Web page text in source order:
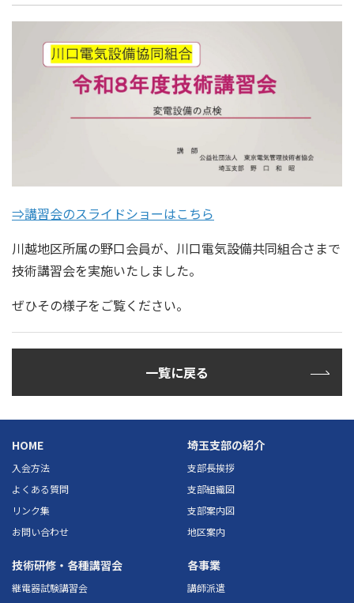
⇒講習会のスライドショーはこちら
川越地区所属の野口会員が、川口電気設備共同組合さまで
技術講習会を実施いたしました。
ぜひその様子をご覧ください。
一覧に戻る
HOME
入会方法
よくある質問
リンク集
お問い合わせ
埼玉支部の紹介
支部長挨拶
支部組織図
支部案内図
地区案内
技術研修・各種講習会
継電器試験講習会
各事業
講師派遣